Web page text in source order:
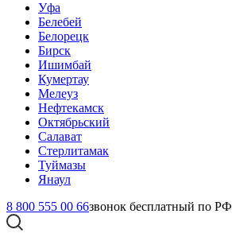
Уфа
Белебей
Белорецк
Бирск
Ишимбай
Кумертау
Мелеуз
Нефтекамск
Октябрьский
Салават
Стерлитамак
Туймазы
Янаул
8 800 555 00 66звонок бесплатный по РФ